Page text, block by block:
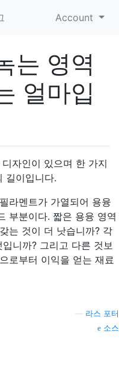
Account
는 영역
얼마입
자인이 있으며 한 가지
길이입니다.
라멘트가 가열되어 용융
부분이다. 짧은 용융 영역
는 것이 더 낫습니까? 각
니까? 그리고 다른 것보
로부터 이익을 얻는 재료
라스 포터
소스